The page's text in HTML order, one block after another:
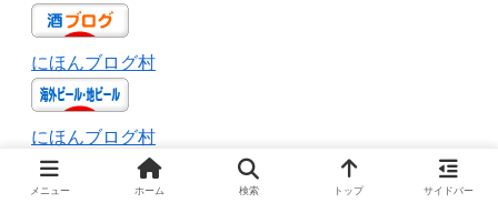
にほんブログ村
にほんブログ村
メニュー ホーム 検索 トップ サイドバー